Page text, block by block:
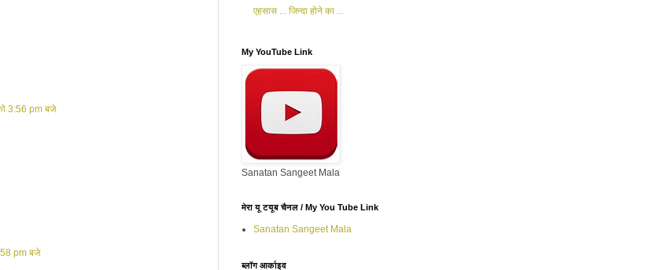
3:56 pm बजे
pm बजे
एहसास ... जिन्दा होने का ...
My YouTube Link
Sanatan Sangeet Mala
मेरा यू टयूब चैनल / My You Tube Link
Sanatan Sangeet Mala
ब्लॉग आर्काइव